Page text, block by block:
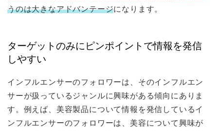
うのは大きなアドバンテージになります。
ターゲットのみにピンポイントで情報を発信
しやすい
インフルエンサーのフォロワーは、そのインフルエン
サーが扱っているジャンルに興味がある傾向にありま
す。例えば、美容製品について情報を発信しているイ
ンフルエンサーのフォロワーは、美容について興味が